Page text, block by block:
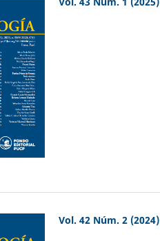
Vol. 42 Núm. 2 (2024)